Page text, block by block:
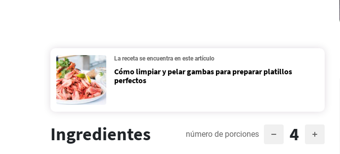
La receta se encuentra en este artículo
Cómo limpiar y pelar gambas para preparar platillos
perfectos
Ingredientes número de porciones 4